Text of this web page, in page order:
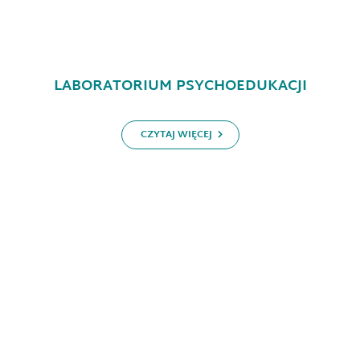
LABORATORIUM PSYCHOEDUKACJI
CZYTAJ WIĘCEJ